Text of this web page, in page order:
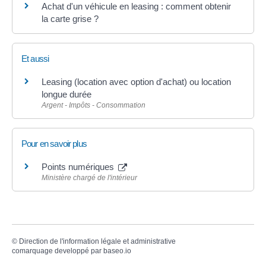
Achat d'un véhicule en leasing : comment obtenir
la carte grise ?
Et aussi
Leasing (location avec option d'achat) ou location
longue durée
Argent - Impôts - Consommation
Pour en savoir plus
Points numériques
Ministère chargé de l'intérieur
© Direction de l'information légale et administrative
comarquage developpé par baseo.io